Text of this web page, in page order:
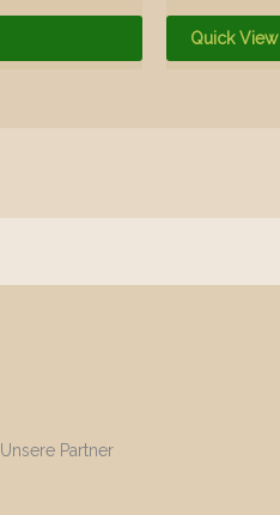
Quick View
Unsere Partner